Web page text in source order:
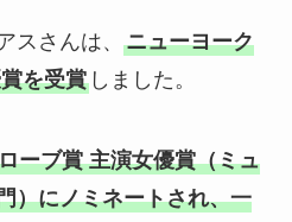
スさんは、 ニューヨーク
を受賞しました。
ーブ賞 主演女優賞（ミュ
）にノミネートされ、一